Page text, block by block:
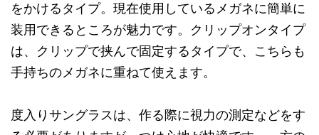
をかけるタイプ。現在使用しているメガネに簡単に
装用できるところが魅力です。クリップオンタイプ
は、クリップで挟んで固定するタイプで、こちらも
手持ちのメガネに重ねて使えます。
度入りサングラスは、作る際に視力の測定などをす